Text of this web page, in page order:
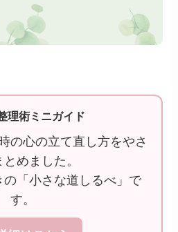
理術ミニガイド
の心の立て直し方をやさ
とめました。
「小さな道しるべ」で
す。